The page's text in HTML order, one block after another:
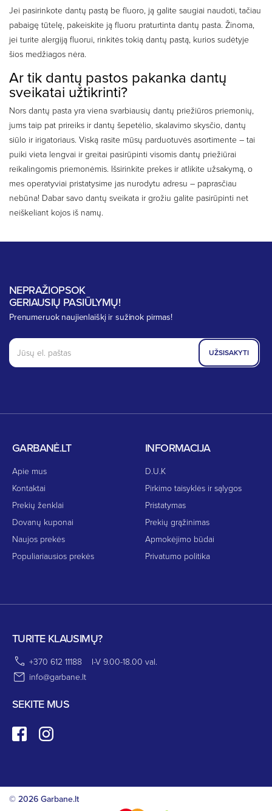
Jei pasirinkote dantų pastą be fluoro, ją galite saugiai naudoti, tačiau
pabaigę tūtelę, pakeiskite ją fluoru praturtinta dantų pasta. Žinoma,
jei turite alergiją fluorui, rinkitės tokią dantų pastą, kurios sudėtyje
šios medžiagos nėra.
Ar tik dantų pastos pakanka dantų
sveikatai užtikrinti?
Nors dantų pasta yra viena svarbiausių dantų priežiūros priemonių,
jums taip pat prireiks ir dantų šepetėlio, skalavimo skysčio, dantų
siūlo ir irigatoriaus. Viską rasite mūsų parduotuvės asortimente – tai
puiki vieta lengvai ir greitai pasirūpinti visomis dantų priežiūrai
reikalingomis priemonėmis. Išsirinkite prekes ir atlikite užsakymą, o
mes operatyviai pristatysime jas nurodytu adresu – paprasčiau
nebūna! Dabar savo dantų sveikata ir grožiu galite pasirūpinti net
neiškeliant kojos iš namų.
GARBANĖ.LT
Apie mus
Kontaktai
Prekių ženklai
Dovanų kuponai
Naujos prekės
Populiariausios prekės
INFORMACIJA
D.U.K
Pirkimo taisyklės ir sąlygos
Pristatymas
Prekių grąžinimas
Apmokėjimo būdai
Privatumo politika
TURITE KLAUSIMŲ?
+370 612 11188
I-V 9.00-18.00 val.
info@garbane.lt
SEKITE MUS
NEPRAŽIOPSOK
GERIAUSIŲ PASIŪLYMŲ!
Prenumeruok naujienlaiškį ir sužinok pirmas!
UŽSISAKYTI
© 2026 Garbane.lt